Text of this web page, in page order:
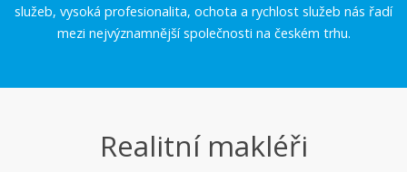
služeb, vysoká profesionalita, ochota a rychlost služeb nás řadí
mezi nejvýznamnější společnosti na českém trhu.
Realitní makléři